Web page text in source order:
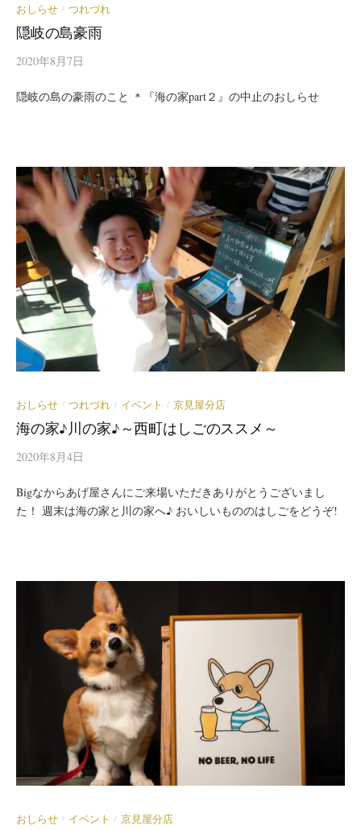
おしらせ / つれづれ
隠岐の島豪雨
2020年8月7日
隠岐の島の豪雨のこと ＊『海の家part２』の中止のおしらせ
おしらせ / つれづれ / イベント / 京見屋分店
海の家♪川の家♪～西町はしごのススメ～
2020年8月4日
Bigなからあげ屋さんにご来場いただきありがとうございまし
た！ 週末は海の家と川の家へ♪ おいしいもののはしごをどうぞ!
おしらせ / イベント / 京見屋分店